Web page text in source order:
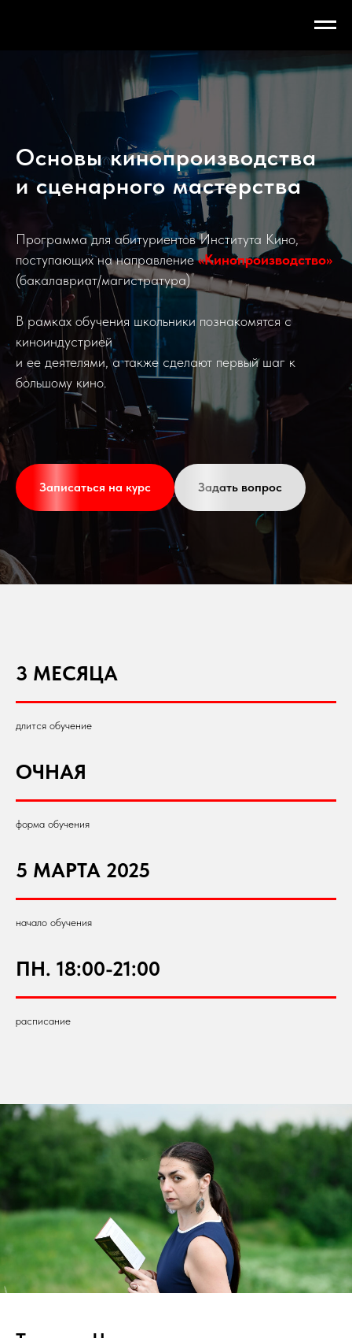
Основы кинопроизводства
и сценарного мастерства
Программа для абитуриентов Института Кино,
поступающих на направление«Кинопроизводство»
(бакалавриат/магистратура)
В рамках обучения школьники познакомятся с
киноиндустрией
и ее деятелями, а также сделают первый шаг к
большому кино.
Записаться на курс Задать вопрос
3 МЕСЯЦА
длится обучение
ОЧНАЯ
форма обучения
5 МАРТА 2025
начало обучения
ПН. 18:00-21:00
расписание